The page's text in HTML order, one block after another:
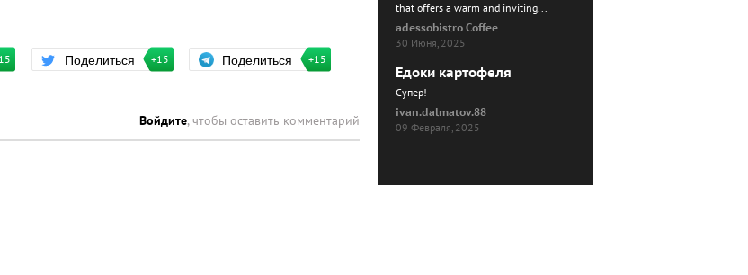
Поделиться +15 Поделиться +15
Войдите, чтобы оставить комментарий
that offers a warm and inviting...
adessobistro Coffee
30 Июня, 2025
Едоки картофеля
Cупер!
ivan.dalmatov.88
09 Февраля, 2025